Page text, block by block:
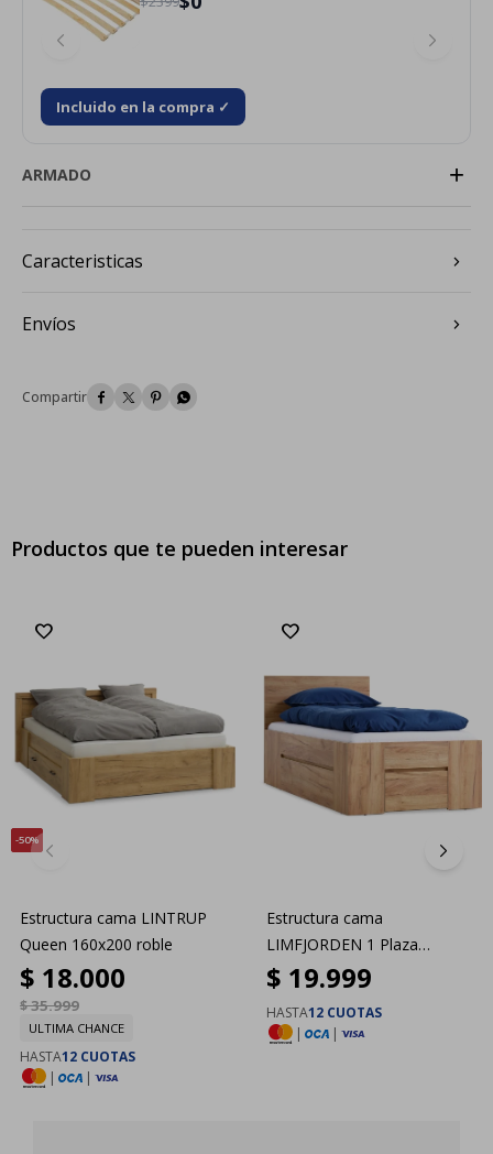
Incluido en la compra ✓
ARMADO +
Caracteristicas
Envíos
   
Productos que te pueden interesar
50
Estructura cama LINTRUP
Queen 160x200 roble
$ 18.000
$35.999
ULTIMA CHANCE
HASTA12 CUOTAS
|
|
Estructura cama
LIMFJORDEN 1 Plaza
90x200 3 cajones roble
$ 19.999
HASTA12 CUOTAS
|
|